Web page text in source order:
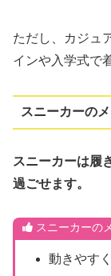
ただし、カジュ
インや入学式で
スニーカーの
スニーカーは履
過ごせます。
スニーカーの
動きやす